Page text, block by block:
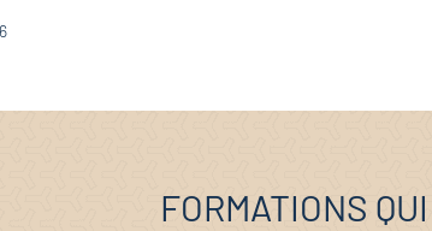
FORMATIONS